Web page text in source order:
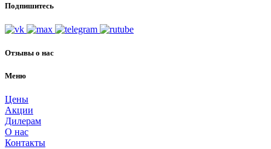
Подпишитесь
Отзывы о нас
Меню
Цены
Акции
Дилерам
О нас
Контакты